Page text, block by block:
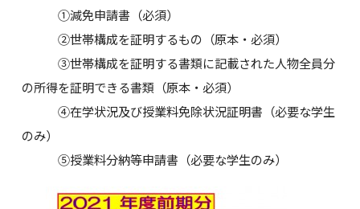
①減免申請書（必須）
②世帯構成を証明するもの（原本・必須）
③世帯構成を証明する書類に記載された人物全員分
の所得を証明できる書類（原本・必須）
④在学状況及び授業料免除状況証明書（必要な学生
のみ）
⑤授業料分納等申請書（必要な学生のみ）